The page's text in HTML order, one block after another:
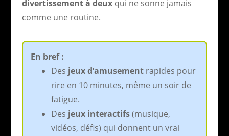
divertissement à deuxqui ne sonne jamais
comme une routine.
En bref :
Des jeux d’amusementrapides pour
rire en 10 minutes, même un soir de
fatigue.
Des jeux interactifs(musique,
vidéos, défis) qui donnent un vrai